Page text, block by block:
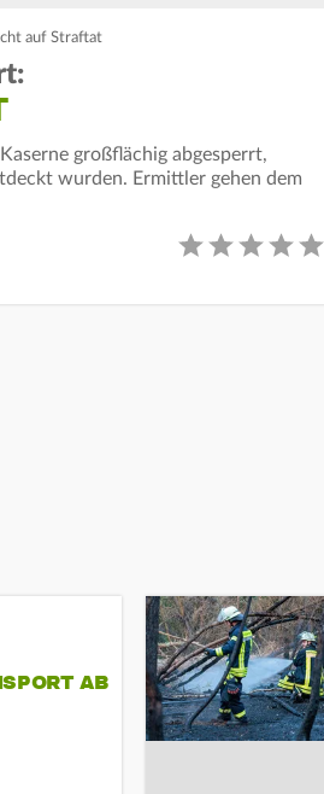
auf Straftat
großflächig abgesperrt,
wurden. Ermittler gehen dem
AB